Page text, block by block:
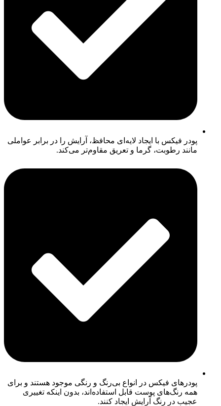
پودر فیکس با ایجاد لایه‌ای محافظ، آرایش را در برابر عواملی
مانند رطوبت، گرما و تعریق مقاوم‌تر می‌کند.
پودرهای فیکس در انواع بی‌رنگ و رنگی موجود هستند و برای
همه رنگ‌های پوست قابل استفاده‌اند، بدون اینکه تغییری
عجیب در رنگ آرایش ایجاد کنند.